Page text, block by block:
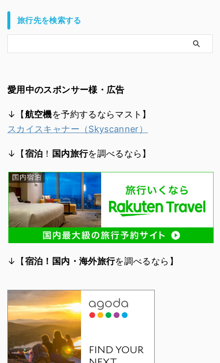
旅行先を検索する
愛用中のスポンサー様・広告
↓【航空機を予約するならマスト】
スカイスキャナー（Skyscanner）
↓【宿泊 ！ 国内旅行を調べるなら】
↓【宿泊！国内・海外旅行を調べるなら】